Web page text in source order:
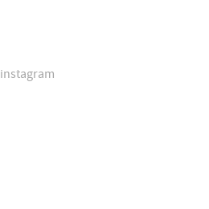
instagram